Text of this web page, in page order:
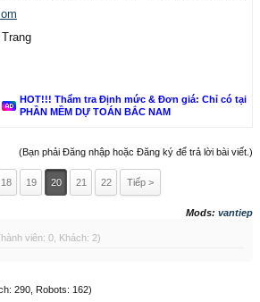
HOT!!! Thẩm tra Định mức & Đơn giá: Chỉ có tại
PHẦN MỀM DỰ TOÁN BẮC NAM
(Bạn phải Đăng nhập hoặc Đăng ký để trả lời bài viết.)
18 19 20 21 22 Tiếp >
Mods: vantiep
viên: 0, Khách: 2)
290, Robots: 162)